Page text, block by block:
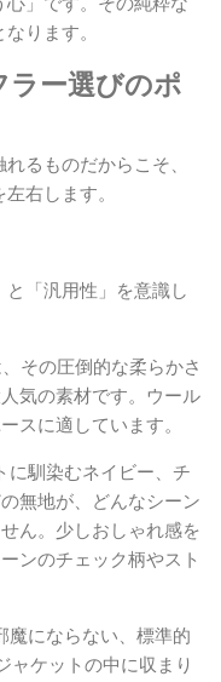
ります。
ラー選びのポ
るものだからこそ、
右します。
「汎用性」を意識し
その圧倒的な柔らかさ
気の素材です。ウール
スに適しています。
に馴染むネイビー、チ
無地が、どんなシーン
ん。少しおしゃれ感を
ンのチェック柄やスト
魔にならない、標準的
ャケットの中に収まり